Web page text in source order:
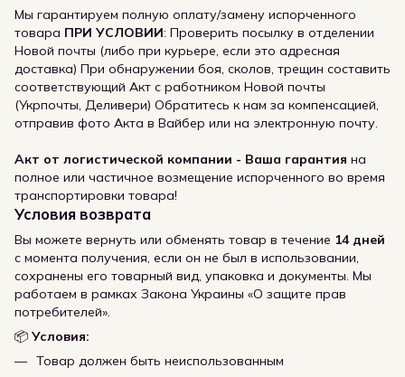
Мы гарантируем полную оплату/замену испорченного
товара ПРИ УСЛОВИИ: Проверить посылку в отделении
Новой почты (либо при курьере, если это адресная
доставка) При обнаружении боя, сколов, трещин составить
соответствующий Акт с работником Новой почты
(Укрпочты, Деливери) Обратитесь к нам за компенсацией,
отправив фото Акта в Вайбер или на электронную почту.
Акт от логистической компании - Ваша гарантия на
полное или частичное возмещение испорченного во время
транспортировки товара!
Условия возврата
Вы можете вернуть или обменять товар в течение 14 дней
с момента получения, если он не был в использовании,
сохранены его товарный вид, упаковка и документы. Мы
работаем в рамках Закона Украины «О защите прав
потребителей».
📦 Условия:
Товар должен быть неиспользованным